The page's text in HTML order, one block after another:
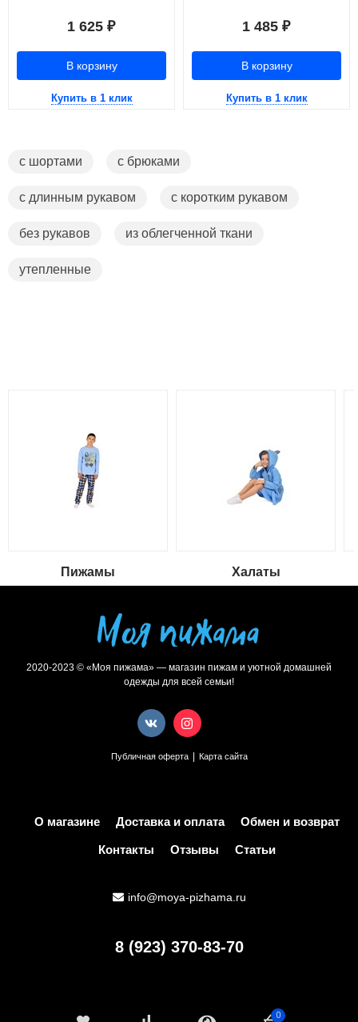
1 625 ₽
В корзину
Купить в 1 клик
1 485 ₽
В корзину
Купить в 1 клик
с шортами с брюками
с длинным рукавом с коротким рукавом
без рукавов из облегченной ткани
утепленные
Пижамы Халаты
2020-2023 © «Моя пижама» — магазин пижам и уютной домашней
одежды для всей семьи!
Публичная оферта Карта сайта
О магазине Доставка и оплата Обмен и возврат
Контакты Отзывы Статьи
info@moya-pizhama.ru
8 (923) 370-83-70
0